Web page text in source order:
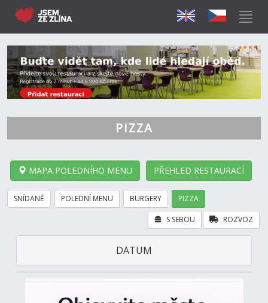
PIZZA
MAPA POLEDNÍHO MENU PŘEHLED RESTAURACÍ
SNÍDANĚ POLEDNÍ MENU BURGERY PIZZA
ROZVOZ
S SEBOU
DATUM